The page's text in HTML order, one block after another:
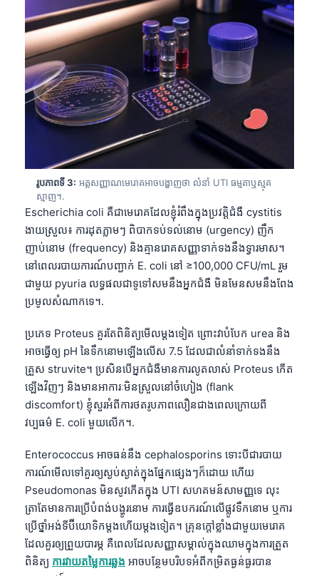
រូបភាពទី 3: អត្តសញ្ញាណមេរោគអាចបង្ហាញថា លំនាំ UTI ធម្មតាឬស្មុគ
ស្មាញ។.
Escherichia coli គឺជាមេរោគដែលខ្ញុំរំពឹងក្នុងប្រវត្តិជំងឺ cystitis
ងាយស្រួល៖ ការដុតភ្លាមៗ ពិបាកទប់ទល់នោម (urgency) ញឹក
ញាប់នោម (frequency) និងគ្មានរោគសញ្ញាទាក់ទងនឹងទ្វារមាស។
នៅពេលរបាយការណ៍បញ្ជាក់ E. coli នៅ ≥100,000 CFU/mL រួម
ជាមួយ pyuria លទ្ធផលជាទូទៅសមនឹងអ្នកជំងឺ មិនមែនសមនឹងពែង
ប្រមូលសំណាកទេ។.
ប្រភេទ Proteus គួរតែពិនិត្យមើលម្តងទៀត ព្រោះវាបំបែក urea និង
អាចធ្វើឲ្យ pH នៃទឹកនោមឡើងលើស 7.5 ដែលជាលំនាំទាក់ទងនឹង
គ្រួស struvite។ ប្រសិនបើអ្នកជំងឺមានការលូតលាស់ Proteus កើត
ឡើងវិញៗ និងមានអាការៈមិនស្រួលនៅចំហៀង (flank
discomfort) ខ្ញុំសួរអំពីការថតរូបភាពលឿនជាងពេលក្រោយពី
វប្បធម៌ E. coli មួយលើក។.
Enterococcus អាចធន់នឹង cephalosporins ទោះបីជារបាយ
ការណ៍មើលទៅគួរឲ្យស្ងប់ស្ងាត់ក្នុងផ្នែកផ្សេងៗក៏ដោយ ហើយ
Pseudomonas មិនសូវកើតក្នុង UTI សហគមន៍សាមញ្ញទេ លុះ
ត្រាតែមានការប្រើបំពង់បង្ហូរនោម ការធ្វើឧបករណ៍លើផ្លូវទឹកនោម ឬការ
ប្រើថ្នាំអង់ទីប៊ីយោទិកម្តងហើយម្តងទៀត។ គ្រុនក្តៅខ្លាំងជាមួយមេរោគ
ដែលគួរឲ្យព្រួយបារម្ភ គឺពេលដែលសញ្ញាសម្គាល់ក្នុងឈាមក្នុងការត្រួត
ពិនិត្យ ការវាយតម្លៃការឆ្លង អាចបន្ថែមបរិបទអំពីកម្រិតធ្ងន់ធ្ងរបាន